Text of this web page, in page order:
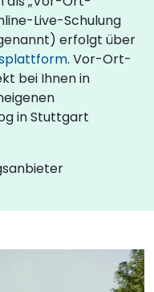
Live-Schulung
erfolgt über
. Vor-Ort-
bei Ihnen in
in Stuttgart